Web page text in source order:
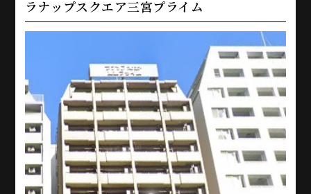
ラナップスクエア三宮プライム